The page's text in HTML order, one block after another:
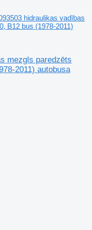
hidraulikas vadības
B12 bus (1978-2011)
mezgls paredzēts
2011) autobusa